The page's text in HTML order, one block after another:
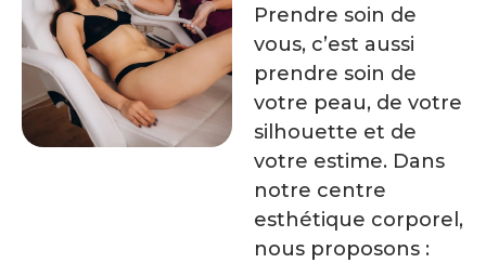
Prendre soin de
vous, c’est aussi
prendre soin de
votre peau, de votre
silhouette et de
votre estime. Dans
notre centre
esthétique corporel,
nous proposons :